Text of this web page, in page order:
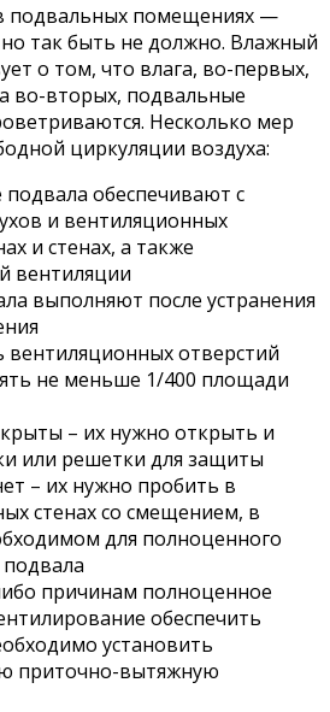
подвальных помещениях —
так быть не должно. Влажный
о том, что влага, во-первых,
во-вторых, подвальные
Несколько мер
циркуляции воздуха:
обеспечивают с
и вентиляционных
и стенах, а также
вентиляции
выполняют после устранения
отверстий
не меньше 1/400 площади
– их нужно открыть и
или решетки для защиты
– их нужно пробить в
стенах со смещением, в
для полноценного
причинам полноценное
обеспечить
установить
приточно-вытяжную